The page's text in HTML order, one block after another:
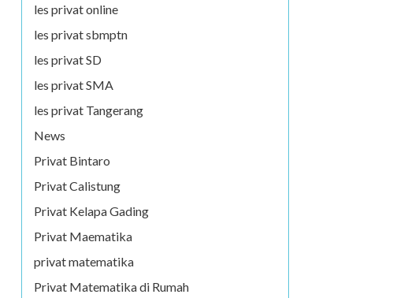
les privat online
les privat sbmptn
les privat SD
les privat SMA
les privat Tangerang
News
Privat Bintaro
Privat Calistung
Privat Kelapa Gading
Privat Maematika
privat matematika
Privat Matematika di Rumah